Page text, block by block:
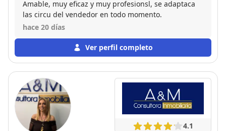
Amable, muy eficaz y muy profesionsl, se adaptaca
las circu del vendedor en todo momento.
hace 20 días
Ver perfil completo
4.1